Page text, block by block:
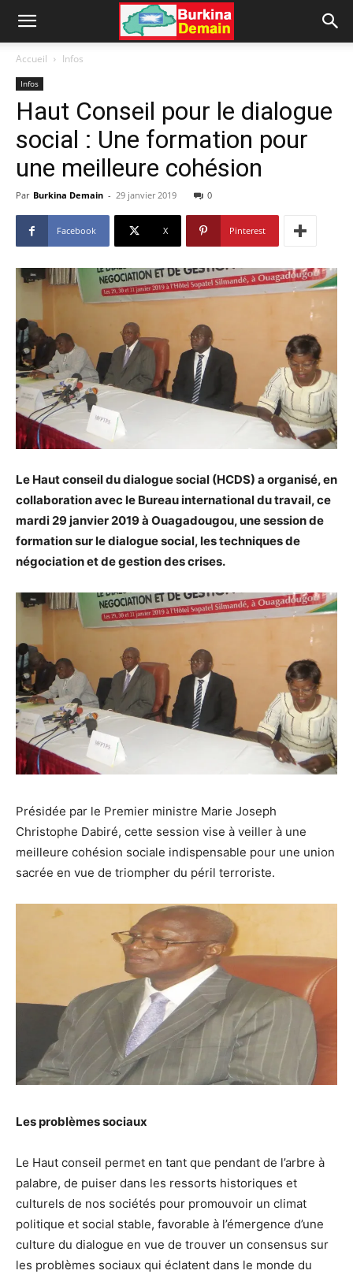
Accueil Infos
Infos
Haut Conseil pour le dialogue
social : Une formation pour
une meilleure cohésion
Par Burkina Demain - 29 janvier 2019 0
Facebook X Pinterest
Le Haut conseil du dialogue social (HCDS) a organisé, en
collaboration avec le Bureau international du travail, ce
mardi 29 janvier 2019 à Ouagadougou, une session de
formation sur le dialogue social, les techniques de
négociation et de gestion des crises.
Présidée par le Premier ministre Marie Joseph
Christophe Dabiré, cette session vise à veiller à une
meilleure cohésion sociale indispensable pour une union
sacrée en vue de triompher du péril terroriste.
Les problèmes sociaux
Le Haut conseil permet en tant que pendant de l’arbre à
palabre, de puiser dans les ressorts historiques et
culturels de nos sociétés pour promouvoir un climat
politique et social stable, favorable à l’émergence d’une
culture du dialogue en vue de trouver un consensus sur
les problèmes sociaux qui éclatent dans le monde du